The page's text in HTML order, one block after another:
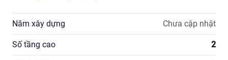
Năm xây dựng Chưa cập nhật
Số tầng cao 2